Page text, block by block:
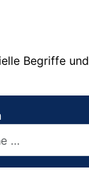
Begriffe und